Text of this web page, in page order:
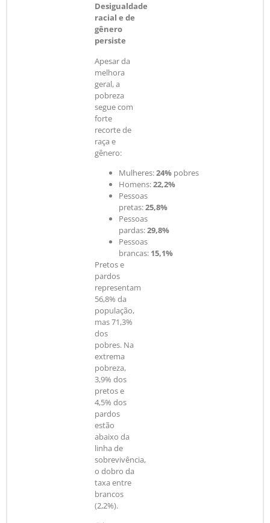
Desigualdade
racial e de
gênero
persiste
Apesar da
melhora
geral, a
pobreza
segue com
forte
recorte de
raça e
gênero:
Mulheres:24%pobres
Homens:22,2%
Pessoas
pretas:25,8%
Pessoas
pardas:29,8%
Pessoas
brancas: 15,1%
Pretos e
pardos
representam
56,8% da
população,
mas 71,3%
dos
pobres. Na
extrema
pobreza,
3,9% dos
pretos e
4,5% dos
pardos
estão
abaixo da
linha de
sobrevivência,
o dobro da
taxa entre
brancos
(2,2%).